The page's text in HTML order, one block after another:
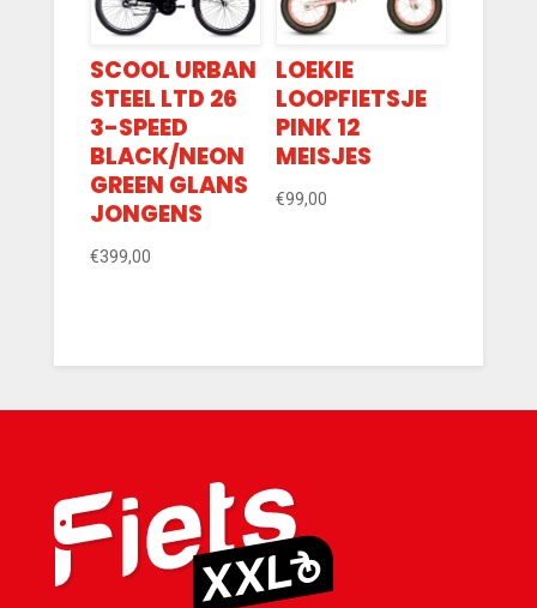
SCOOL URBAN
STEEL LTD 26
3-SPEED
BLACK/NEON
GREEN GLANS
JONGENS
€399,00
LOEKIE
LOOPFIETSJE
PINK 12
MEISJES
€99,00